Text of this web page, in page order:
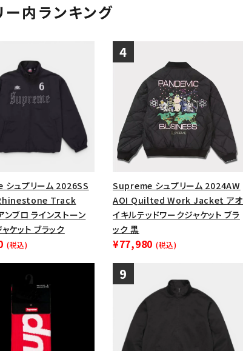
ー内ランキング
ュプリーム 2026SS
Track
ブロ ラインストーン
ケット ブラック
(税込)
Supreme シュプリーム 2024AW
AOI Quilted Work Jacket アオ
イキルテッドワークジャケット ブラ
ック 黒
¥77,980 (税込)